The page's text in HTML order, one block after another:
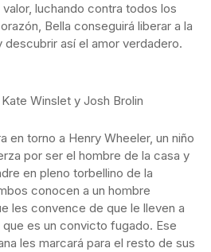
luchando contra todos los
Bella conseguirá liberar a la
descubrir así el amor verdadero.
Kate Winslet y Josh Brolin
en torno a Henry Wheeler, un niño
por ser el hombre de la casa y
en pleno torbellino de la
conocen a un hombre
les convence de que le lleven a
es un convicto fugado. Ese
les marcará para el resto de sus